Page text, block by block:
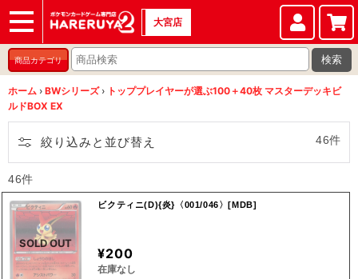
ショップ
店頭買取
店舗
イベント
大宮店
商品カテゴリ 検索
ホーム › BWシリーズ › トッププレイヤーが選ぶ100＋40枚 マスターデッキビ
ルドBOX EX
絞り込みと並び替え 46件
46件
SOLD OUT
ビクティニ(D){炎}〈001/046〉[MDB]
¥200
在庫なし